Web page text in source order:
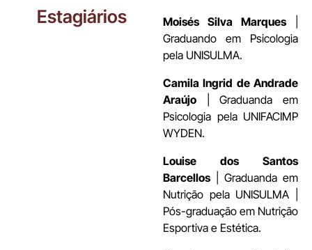
Estagiários Moisés Silva Marques
Graduando em Psicologia
pela UNISULMA.
Camila Ingrid de Andrade
Araújo
| Graduanda em
Psicologia pela UNIFACIMP
WYDEN.
Louise dos Santos
Barcellos
| Graduanda em
Nutrição pela UNISULMA |
Pós-graduação em Nutrição
Esportiva e Estética.